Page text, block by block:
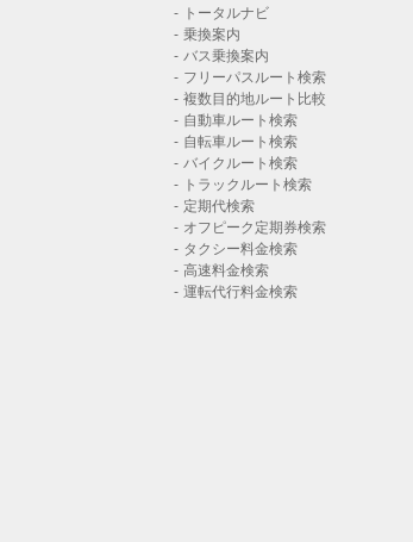
トータルナビ
乗換案内
バス乗換案内
フリーパスルート検索
複数目的地ルート比較
自動車ルート検索
自転車ルート検索
バイクルート検索
トラックルート検索
定期代検索
オフピーク定期券検索
タクシー料金検索
高速料金検索
運転代行料金検索